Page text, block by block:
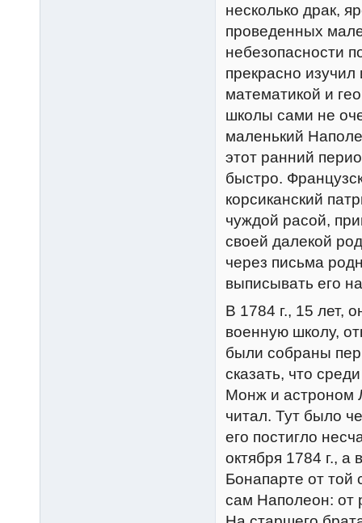
несколько драк,
проведенных
небезопасности
прекрасно
математикой и
школы сами не
маленький
этот ранний
быстро.
корсиканский
чуждой расой,
своей далекой
через письма
выписывать его
В 1784 г., 15 лет,
военную школу,
были собраны
сказать, что
Монж и астроном
читал. Тут было
его постигло
октября 1784 г., а
Бонапарте от той
сам Наполеон: от